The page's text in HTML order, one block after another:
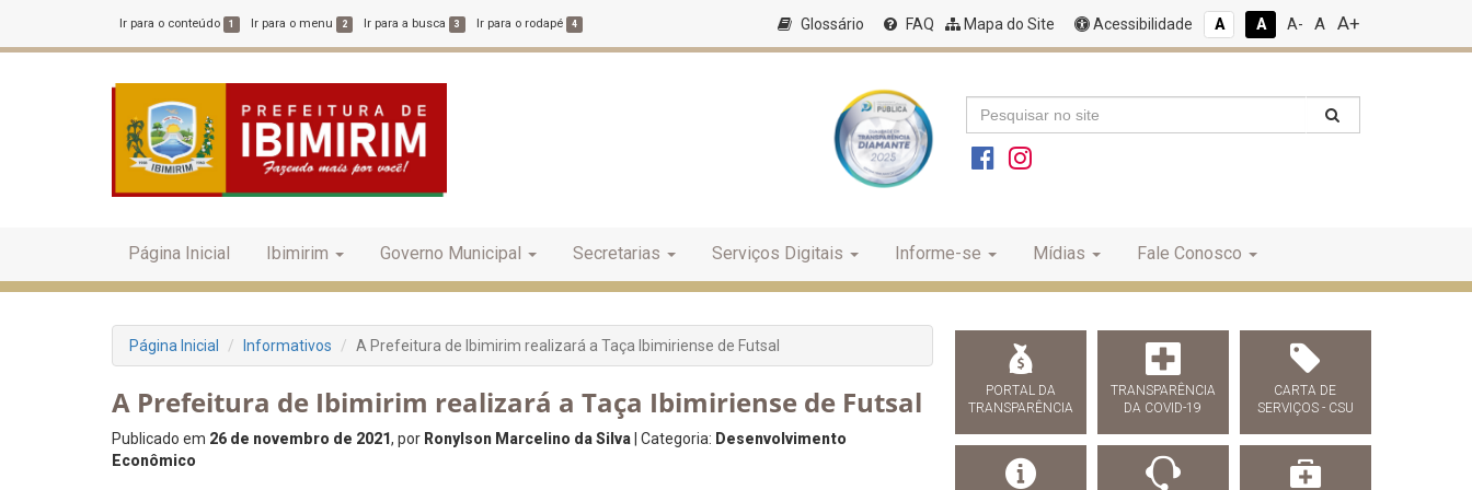
Ir para o conteúdo 1 Ir para o menu 2 Ir para a busca 3 Ir para o rodapé 4 Glossário FAQ Mapa do Site Acessibilidade A A A- A A+
Página Inicial Ibimirim Governo Municipal Secretarias Serviços Digitais Informe-se Mídias Fale Conosco
Página Inicial Informativos A Prefeitura de Ibimirim realizará a Taça Ibimiriense de Futsal
A Prefeitura de Ibimirim realizará a Taça Ibimiriense de Futsal
Publicado em 26 de novembro de 2021, por Ronylson Marcelino da Silva | Categoria: Desenvolvimento
Econômico
PORTAL DA
TRANSPARÊNCIA
TRANSPARÊNCIA
DA COVID-19
CARTA DE
SERVIÇOS - CSU